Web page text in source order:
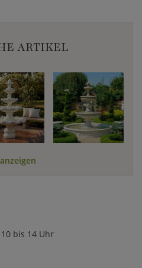
ARTIKEL
bis 14 Uhr